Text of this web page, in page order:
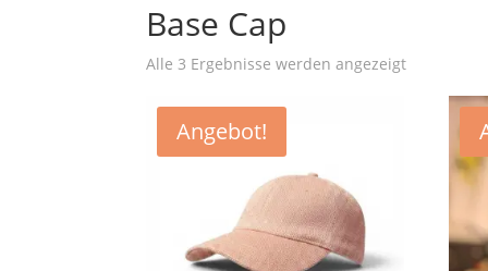
Base Cap
Alle 3 Ergebnisse werden angezeigtNach
Angebot!